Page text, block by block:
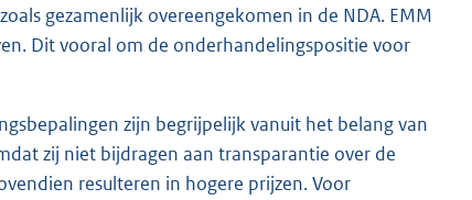
gezamenlijk overeengekomen in de NDA. EMM
Dit vooral om de onderhandelingspositie voor
zijn begrijpelijk vanuit het belang van
zij niet bijdragen aan transparantie over de
resulteren in hogere prijzen. Voor